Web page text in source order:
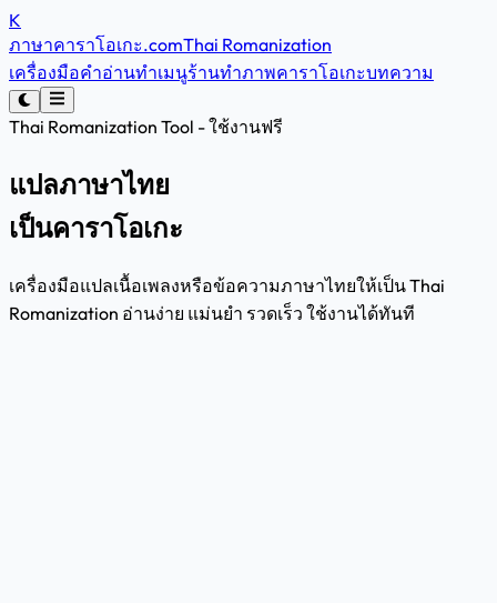
K
ภาษาคาราโอเกะ.comThai Romanization
เครื่องมือคำอ่านทำเมนูร้านทำภาพคาราโอเกะบทความ
Thai Romanization Tool - ใช้งานฟรี
แปลภาษาไทย
เป็นคาราโอเกะ
เครื่องมือแปลเนื้อเพลงหรือข้อความภาษาไทยให้เป็น Thai
Romanization อ่านง่าย แม่นยำ รวดเร็ว ใช้งานได้ทันที